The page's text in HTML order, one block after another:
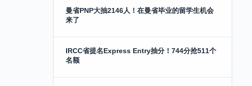
曼省PNP大抽2146人！在曼省毕业的留学生机会
来了
IRCC省提名Express Entry抽分！744分抢511个
名额